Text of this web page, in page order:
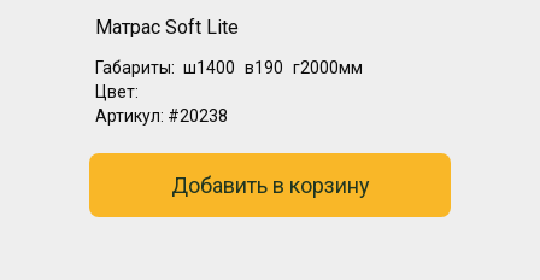
Матрас Soft Lite
Габариты: ш1400 в190 г2000мм
Цвет:
Артикул: #20238
Добавить в корзину